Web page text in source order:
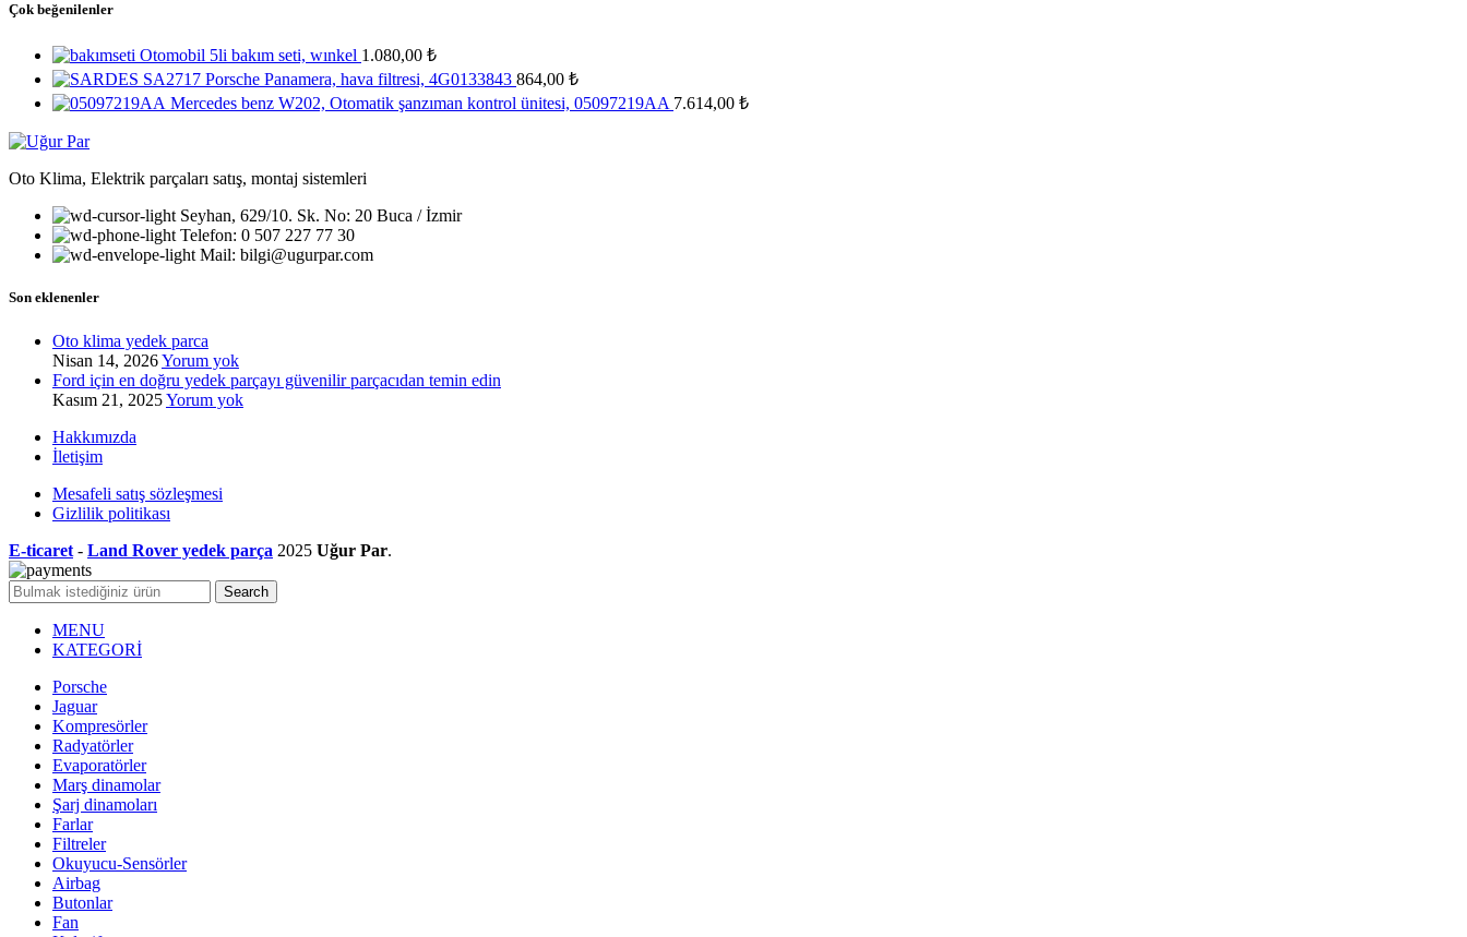
Çok beğenilenler
Otomobil 5li bakım seti, wınkel 1.080,00 ₺
Porsche Panamera, hava filtresi, 4G0133843 864,00 ₺
Mercedes benz W202, Otomatik şanzıman kontrol ünitesi, 05097219AA 7.614,00 ₺
Oto Klima, Elektrik parçaları satış, montaj sistemleri
Seyhan, 629/10. Sk. No: 20 Buca / İzmir
Telefon: 0 507 227 77 30
Mail: bilgi@ugurpar.com
Son eklenenler
Oto klima yedek parca
Nisan 14, 2026Yorum yok
Ford için en doğru yedek parçayı güvenilir parçacıdan temin edin
Kasım 21, 2025Yorum yok
Hakkımızda
İletişim
Mesafeli satış sözleşmesi
Gizlilik politikası
E-ticaret - Land Rover yedek parça 2025 Uğur Par.
Search
MENU
KATEGORİ
Porsche
Jaguar
Kompresörler
Radyatörler
Evaporatörler
Marş dinamolar
Şarj dinamoları
Farlar
Filtreler
Okuyucu-Sensörler
Airbag
Butonlar
Fan